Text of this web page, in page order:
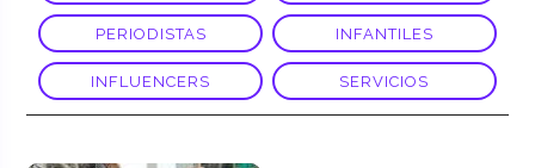
PERIODISTAS INFANTILES
INFLUENCERS SERVICIOS